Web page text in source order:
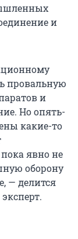
и
провальную
и
Но опять-
какие-то
явно не
оборону
— делится